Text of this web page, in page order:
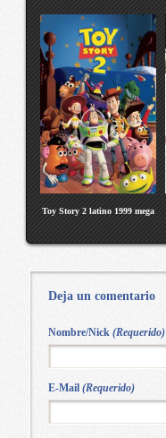
Toy Story 2 latino 1999 mega
Deja un comentario
Nombre/Nick (Requerido)
E-Mail (Requerido)